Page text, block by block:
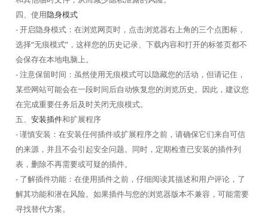
四、使用隐身模式
- 开启隐身模式：在浏览网页时，点击浏览器右上角的三个点图标，
选择“无痕模式”，这样您的历史记录、下载内容和打开的标签页都不
会保存在本地电脑上。
- 注意保留时间：虽然使用无痕模式可以隐藏您的活动，但请记住，
某些网站可能会在一段时间后自动恢复您的浏览历史。因此，建议您
在完成重要任务后及时关闭无痕模式。
五、 安装插件和扩展程序
- 谨慎安装：在安装任何插件或扩展程序之前，请确保它们来自可信
的来源，并且不会引起安全问题。同时，定期检查已安装的插件列
表，删除不再需要或可疑的插件。
- 了解插件功能：在使用插件之前，仔细阅读其描述和用户评论，了
解其功能和潜在风险。如果插件与您的浏览器版本不兼容，可能需要
寻找替代方案。